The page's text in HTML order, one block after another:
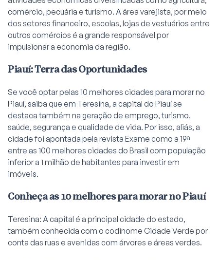
comércio, pecuária e turismo. A área varejista, por meio
dos setores financeiro, escolas, lojas de vestuários entre
outros comércios é a grande responsável por
impulsionar a economia da região.
Piauí: Terra das Oportunidades
Se você optar pelas 10 melhores cidades para morar no
Piauí, saiba que em Teresina, a capital do Piauí se
destaca também na geração de emprego, turismo,
saúde, segurança e qualidade de vida. Por isso, aliás, a
cidade foi apontada pela revista Exame como a 19ª
entre as 100 melhores cidades do Brasil com população
inferior a 1 milhão de habitantes para investir em
imóveis.
Conheça as 10 melhores para morar no Piauí
Teresina: A capital é a principal cidade do estado,
também conhecida com o codinome Cidade Verde por
conta das ruas e avenidas com árvores e áreas verdes.